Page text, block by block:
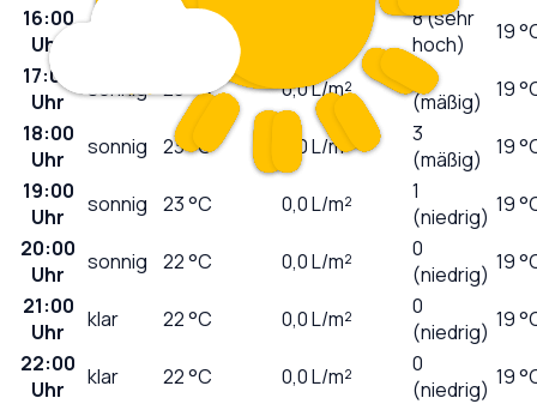
16:00
Uhr
sonnig
8 (sehr
hoch)
19
17:00
Uhr
sonnig 23°C 0,0L/m²
(mäßig)
19
18:00
Uhr
sonnig 23°C 0,0L/m²
3
(mäßig)
19
19:00
Uhr
sonnig 23°C 0,0L/m²
1
(niedrig) 19
20:00
Uhr
sonnig 22°C 0,0L/m²
0
(niedrig) 19
21:00
Uhr
klar 22°C 0,0L/m²
0
(niedrig) 19
22:00
Uhr
klar 22°C 0,0L/m²
0
(niedrig) 19